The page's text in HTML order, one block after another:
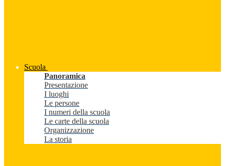
Scuola
Panoramica
Presentazione
I luoghi
Le persone
I numeri della scuola
Le carte della scuola
Organizzazione
La storia